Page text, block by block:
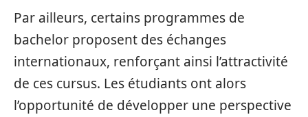
Par ailleurs, certains programmes de
bachelor proposent des échanges
internationaux, renforçant ainsi l’attractivité
de ces cursus. Les étudiants ont alors
l’opportunité de développer une perspective